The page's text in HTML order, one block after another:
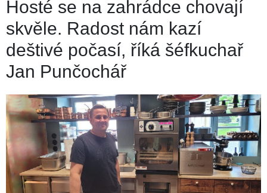
Hosté se na zahrádce chovají
skvěle. Radost nám kazí
deštivé počasí, říká šéfkuchař
Jan Punčochář